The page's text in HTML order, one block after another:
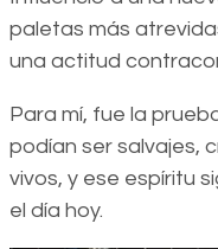
paletas más
una actitud
Para mí, fue la
podían ser salvajes,
vivos, y ese espíritu
el día hoy.